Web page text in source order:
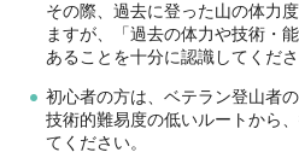
その際、過去に登った山の体力
ますが、「過去の体力や技術・
あることを十分に認識してくださ
初心者の方は、ベテラン登山者
技術的難易度の低いルートから
てください。